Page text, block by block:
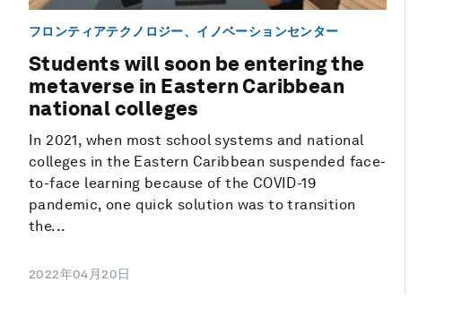
フロンティアテクノロジー、イノベーションセンター
Students will soon be entering the
metaverse in Eastern Caribbean
national colleges
In 2021, when most school systems and national
colleges in the Eastern Caribbean suspended face-
to-face learning because of the COVID-19
pandemic, one quick solution was to transition
the...
2022年04月20日